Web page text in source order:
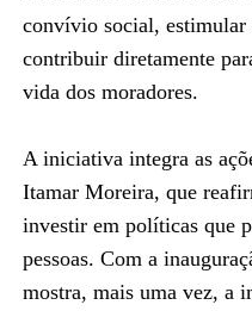
convívio social, estimular
contribuir diretamente
vida dos moradores.
A iniciativa integra as
Itamar Moreira, que
investir em políticas que
pessoas. Com a
mostra, mais uma vez, a